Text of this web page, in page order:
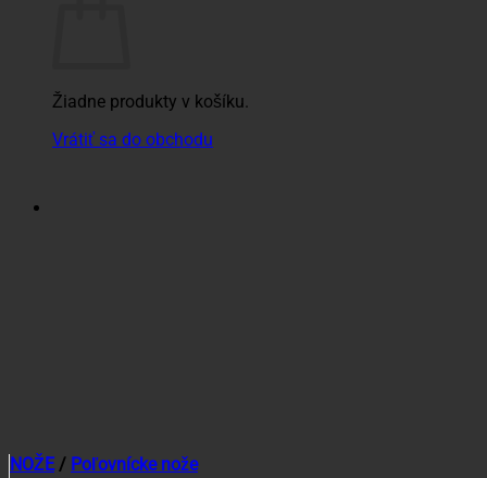
Žiadne produkty v košíku.
Vrátiť sa do obchodu
NOŽE / Poľovnícke nože